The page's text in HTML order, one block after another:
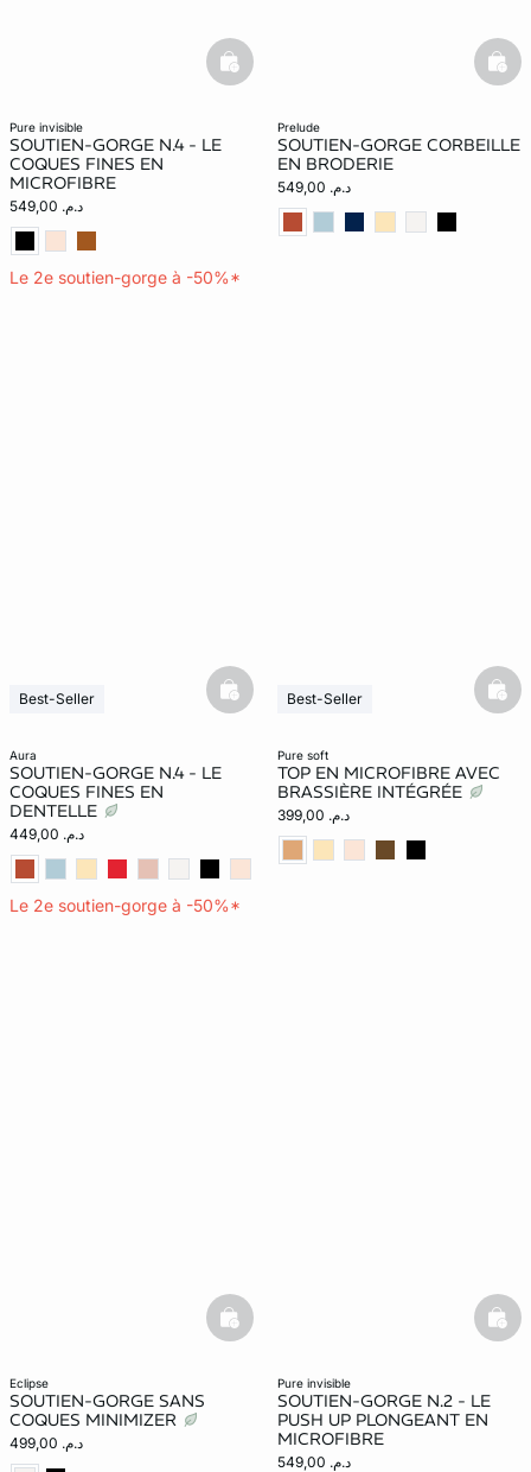
pure invisible
SOUTIEN-GORGE N.4 - LE
COQUES FINES EN
MICROFIBRE
د.م. 549,00
Le 2e soutien-gorge à -50%*
basketfull
prelude
SOUTIEN-GORGE CORBEILLE
EN BRODERIE
د.م. 549,00
aura
SOUTIEN-GORGE N.4 - LE
COQUES FINES EN
DENTELLE
د.م. 449,00
Le 2e soutien-gorge à -50%*
Best-Seller basketfull
pure soft
TOP EN MICROFIBRE AVEC
BRASSIÈRE INTÉGRÉE
د.م. 399,00
Best-Seller
eclipse
SOUTIEN-GORGE SANS
COQUES MINIMIZER
د.م. 499,00
basketfull
pure invisible
SOUTIEN-GORGE N.2 - LE
PUSH UP PLONGEANT EN
MICROFIBRE
د.م. 549,00